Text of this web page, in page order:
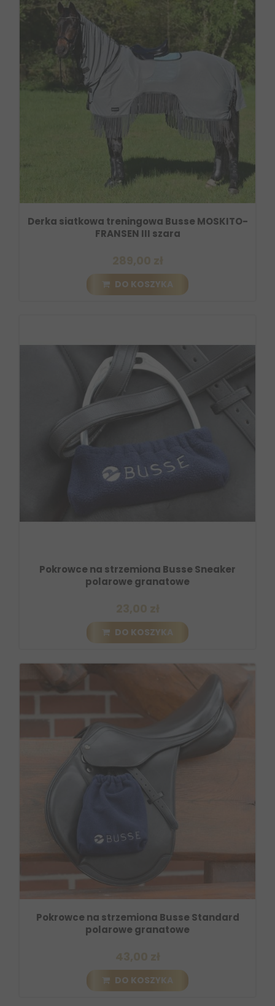
Derka siatkowa treningowa Busse MOSKITO-
FRANSEN III szara
DO KOSZYKA
Pokrowce na strzemiona Busse Sneaker
polarowe granatowe
DO KOSZYKA
Pokrowce na strzemiona Busse Standard
polarowe granatowe
DO KOSZYKA